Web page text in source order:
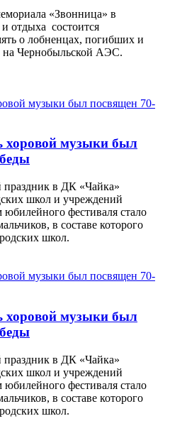
«Звонница» в
отдыха состоится
о лобненцах, погибших и
на Чернобыльской АЭС.
хоровой музыки был
праздник в ДК «Чайка»
школ и учреждений
фестиваля стало
в составе которого
школ.
хоровой музыки был
праздник в ДК «Чайка»
школ и учреждений
фестиваля стало
в составе которого
школ.